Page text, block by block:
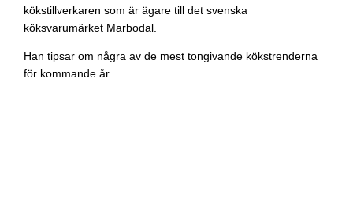
kökstillverkaren som är ägare till det svenska
köksvarumärket Marbodal.
Han tipsar om några av de mest tongivande kökstrenderna
för kommande år.